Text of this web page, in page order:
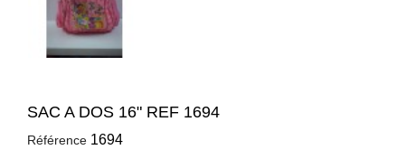
SAC A DOS 16" REF 1694
Référence 1694